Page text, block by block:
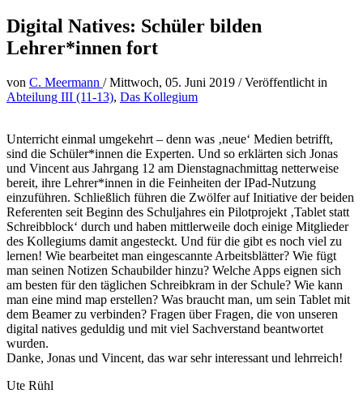
Digital Natives: Schüler bilden
Lehrer*innen fort
von C. Meermann /Mittwoch, 05. Juni 2019 /Veröffentlicht in
Abteilung III (11-13), Das Kollegium
Unterricht einmal umgekehrt – denn was ‚neue‘ Medien betrifft,
sind die Schüler*innen die Experten. Und so erklärten sich Jonas
und Vincent aus Jahrgang 12 am Dienstagnachmittag netterweise
bereit, ihre Lehrer*innen in die Feinheiten der IPad-Nutzung
einzuführen. Schließlich führen die Zwölfer auf Initiative der beiden
Referenten seit Beginn des Schuljahres ein Pilotprojekt ‚Tablet statt
Schreibblock‘ durch und haben mittlerweile doch einige Mitglieder
des Kollegiums damit angesteckt. Und für die gibt es noch viel zu
lernen! Wie bearbeitet man eingescannte Arbeitsblätter? Wie fügt
man seinen Notizen Schaubilder hinzu? Welche Apps eignen sich
am besten für den täglichen Schreibkram in der Schule? Wie kann
man eine mind map erstellen? Was braucht man, um sein Tablet mit
dem Beamer zu verbinden? Fragen über Fragen, die von unseren
digital natives geduldig und mit viel Sachverstand beantwortet
wurden.
Danke, Jonas und Vincent, das war sehr interessant und lehrreich!
Ute Rühl